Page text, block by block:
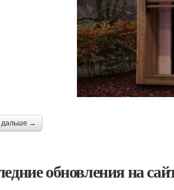
дальше →
обновления на